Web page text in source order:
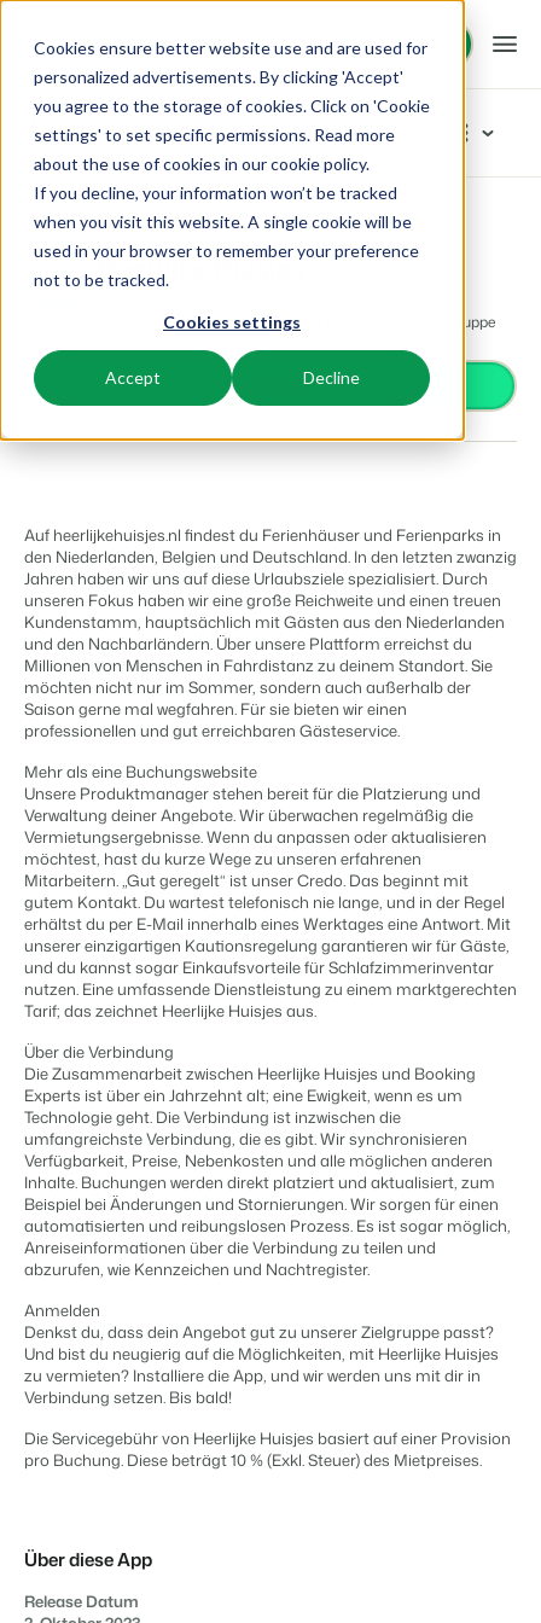
Cookies ensure better website use and are used for
personalized advertisements. By clicking 'Accept'
you agree to the storage of cookies. Click on 'Cookie
settings' to set specific permissions. Read more
about the use of cookies in our cookie policy.
If you decline, your information won’t be tracked
when you visit this website. A single cookie will be
used in your browser to remember your preference
not to be tracked.
Cookies settings
Accept Decline
Demo anfragen
Demo anfragen
Plattform
BEX PMS
PMS
Verwalte alle Backoffice Abläufe.
Vermarkte dein Angebot auf verschiedenen Channels.
Verbinde dich mit deinen Lieblingsapps und -tools.
Business Intelligence
Triff Entscheidungen, die sich auf Zahlen und Fakten beruhen.
Eigentümerverwaltung
Zeige dich gegenüber Fewo- Eigentümern transparent.
Bist du bereit für den nächsten Schritt?
Website Integration
Du hast bereits eine Website? Binde sie ein!
BEX CMS
Website für Vermietungen
Lass deine Marke mit unserem Webbaukasten aufblühen.
Website für Immobilien
Generiere Leads für den Verkauf deiner Ferienimmobilie.
BEX Linguist
Begrüße Gäste in ihrer Landessprache.
Marketing
Online-Marketing
Die starke Kombination aus Markenbildung und Performance-
Marketing
Dein Projekt im Handumdrehen ausverkauft.
Unsere Lösungen
BEX für:
Ferienhäuser, Bungalows, Mobilheime und Weinfässer.
Stellplätze, Camping, Glamping und Zelten.
Ski-, Wellness-, Golf- und Tauchresorts.
Hotels
Hotelzimmer, Appartements, B&Bs und Pensionen.
Vermietungsagenturen
Exklusive Vermietung und Reseller.
Immobilien und Neubauprojekte.
Ferienparkgruppen und -ketten
Ketten und eigenständige Marken
Verbreite dein Angebot auf
relevante Channels und
erreiche deine Zielgruppe.
Ressourcen
Wissenswertes
BEX Educate | Pro
Weiter lernen, weiter führen in der Freizeitbranche
Events
Lerne uns auf verschiedenen Veranstaltungen kennen.
Kundenstories
Das sagen unsere Nutzer.
Kontakt
Customer Success
Erhalte Antworten auf deine Fragen.
Wechseln
Bist du bereit für den nächsten Schritt?
Partnerprogramme
Lass uns gemeinsam die Branche transformieren.
Software Entwickler
Entwickle deine Lösung mit unserer offenen API.
Trust Center
Vertrauen bei Booking Experts
Über uns
Customer Success
Erhalte Antworten auf deine Fragen.
Jobs
Kontakt
Über uns
Preise
Kundenstories
Für Ferienparks
Für Campingplätze
Wechseln
Anmelden
DE
App Store
Kategorien durchstöbern
Zutrittskontrolle
Zahlungsanbieter
Zahlungen erhalten
Distribution
Vermarkte dein Angebot auf verschiedenen Plattformen
Gästeerlebnis
Content Management
Integriere mit jedem CMS
Facility Management
Optimiere deine Betriebsabläufe
Revenue Management
Optimalisiere dein Pricing
Compliance Management
Gesetzeskonforme Unternehmensführung
Buchhaltung
Führe deine Kassenbücher ordnungsgemäß
POS-Systeme
Verbinde Kassensystem und PMS
Kommunikation
Strukturiere deine Gästekommunikatiom
Energiesysteme
Behalte deinen Energieverbrauch im Blick
Die passende App nicht dabei?
APPS
Kontaktiere unsere Berater, um
die Möglichkeiten zu
besprechen.
Kontaktiere uns
Kontaktiere uns
App Store Distribution Heerlijke Huisjes
Heerlijke Huisjes
Die Vermietungsplattform für die niederländische Zielgruppe
Install app
Auf heerlijkehuisjes.nl findest du Ferienhäuser und Ferienparks in
den Niederlanden, Belgien und Deutschland. In den letzten zwanzig
Jahren haben wir uns auf diese Urlaubsziele spezialisiert. Durch
unseren Fokus haben wir eine große Reichweite und einen treuen
Kundenstamm, hauptsächlich mit Gästen aus den Niederlanden
und den Nachbarländern. Über unsere Plattform erreichst du
Millionen von Menschen in Fahrdistanz zu deinem Standort. Sie
möchten nicht nur im Sommer, sondern auch außerhalb der
Saison gerne mal wegfahren. Für sie bieten wir einen
professionellen und gut erreichbaren Gästeservice.
Mehr als eine Buchungswebsite
Unsere Produktmanager stehen bereit für die Platzierung und
Verwaltung deiner Angebote. Wir überwachen regelmäßig die
Vermietungsergebnisse. Wenn du anpassen oder aktualisieren
möchtest, hast du kurze Wege zu unseren erfahrenen
Mitarbeitern. „Gut geregelt“ ist unser Credo. Das beginnt mit
gutem Kontakt. Du wartest telefonisch nie lange, und in der Regel
erhältst du per E-Mail innerhalb eines Werktages eine Antwort. Mit
unserer einzigartigen Kautionsregelung garantieren wir für Gäste,
und du kannst sogar Einkaufsvorteile für Schlafzimmerinventar
nutzen. Eine umfassende Dienstleistung zu einem marktgerechten
Tarif; das zeichnet Heerlijke Huisjes aus.
Über die Verbindung
Die Zusammenarbeit zwischen Heerlijke Huisjes und Booking
Experts ist über ein Jahrzehnt alt; eine Ewigkeit, wenn es um
Technologie geht. Die Verbindung ist inzwischen die
umfangreichste Verbindung, die es gibt. Wir synchronisieren
Verfügbarkeit, Preise, Nebenkosten und alle möglichen anderen
Inhalte. Buchungen werden direkt platziert und aktualisiert, zum
Beispiel bei Änderungen und Stornierungen. Wir sorgen für einen
automatisierten und reibungslosen Prozess. Es ist sogar möglich,
Anreiseinformationen über die Verbindung zu teilen und
abzurufen, wie Kennzeichen und Nachtregister.
Anmelden
Denkst du, dass dein Angebot gut zu unserer Zielgruppe passt?
Und bist du neugierig auf die Möglichkeiten, mit Heerlijke Huisjes
zu vermieten? Installiere die App, und wir werden uns mit dir in
Verbindung setzen. Bis bald!
Die Servicegebühr von Heerlijke Huisjes basiert auf einer Provision
pro Buchung. Diese beträgt 10 % (Exkl. Steuer) des Mietpreises.
Über diese App
Release Datum